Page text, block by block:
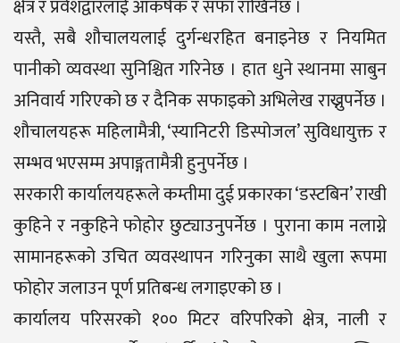
क्षेत्र र प्रवेशद्वारलाई आकर्षक र सफा राखिनेछ ।
यस्तै, सबै शौचालयलाई दुर्गन्धरहित बनाइनेछ र नियमित
पानीको व्यवस्था सुनिश्चित गरिनेछ । हात धुने स्थानमा साबुन
अनिवार्य गरिएको छ र दैनिक सफाइको अभिलेख राख्नुपर्नेछ ।
शौचालयहरू महिलामैत्री, ‘स्यानिटरी डिस्पोजल’ सुविधायुक्त र
सम्भव भएसम्म अपाङ्गतामैत्री हुनुपर्नेछ ।
सरकारी कार्यालयहरूले कम्तीमा दुई प्रकारका ‘डस्टबिन’ राखी
कुहिने र नकुहिने फोहोर छुट्याउनुपर्नेछ । पुराना काम नलाग्ने
सामानहरूको उचित व्यवस्थापन गरिनुका साथै खुला रूपमा
फोहोर जलाउन पूर्ण प्रतिबन्ध लगाइएको छ ।
कार्यालय परिसरको १०० मिटर वरिपरिको क्षेत्र, नाली र